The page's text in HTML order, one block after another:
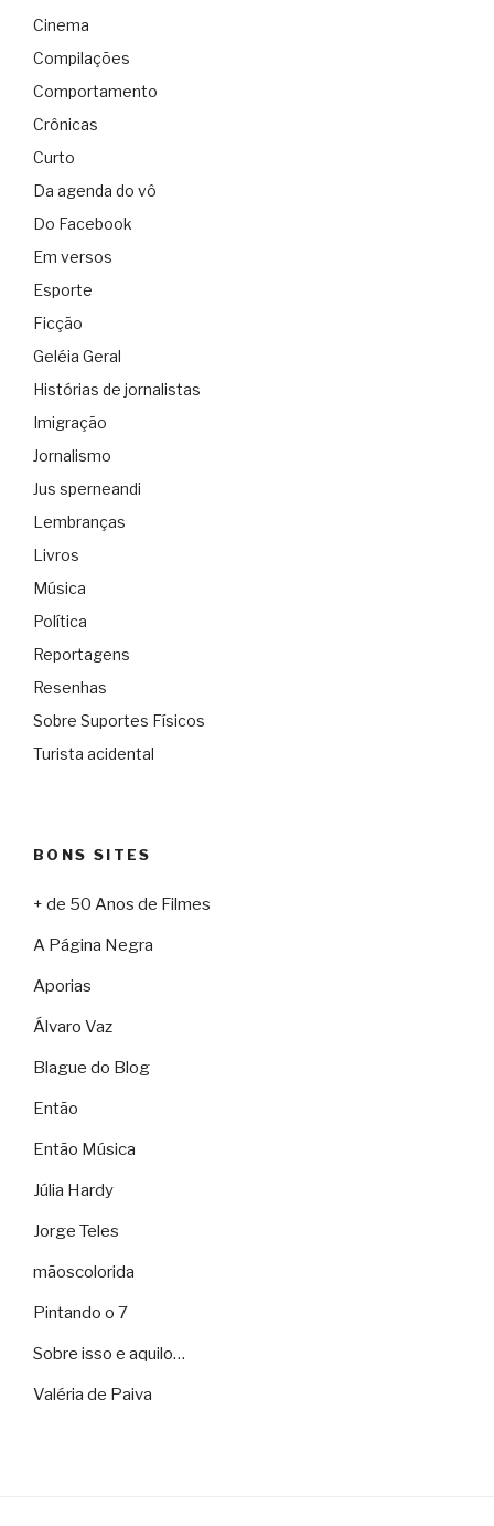
Cinema
Compilações
Comportamento
Crônicas
Curto
Da agenda do vô
Do Facebook
Em versos
Esporte
Ficção
Geléia Geral
Histórias de jornalistas
Imigração
Jornalismo
Jus sperneandi
Lembranças
Livros
Música
Política
Reportagens
Resenhas
Sobre Suportes Físicos
Turista acidental
BONS SITES
+ de 50 Anos de Filmes
A Página Negra
Aporias
Álvaro Vaz
Blague do Blog
Então
Então Música
Júlia Hardy
Jorge Teles
mãoscolorida
Pintando o 7
Sobre isso e aquilo…
Valéria de Paiva